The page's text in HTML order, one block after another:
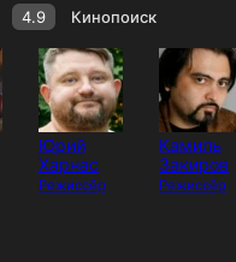
4.9 Кинопоиск
Юрий
Харнас
Режиссёр
Камиль
Закиров
Режиссёр